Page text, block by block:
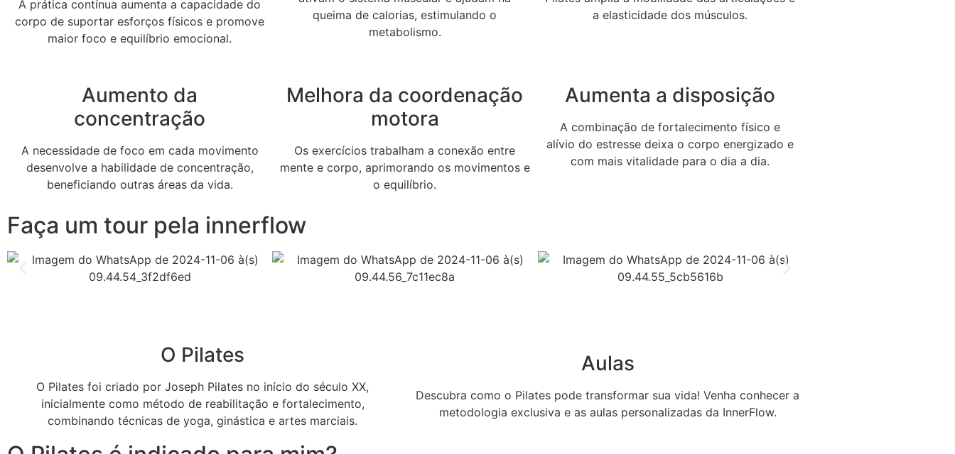
A prática contínua aumenta a capacidade do
corpo de suportar esforços físicos e promove
maior foco e equilíbrio emocional.
queima de calorias, estimulando o
metabolismo.
a elasticidade dos músculos.
Aumento da
concentração
A necessidade de foco em cada movimento
desenvolve a habilidade de concentração,
beneficiando outras áreas da vida.
Melhora da coordenação
motora
Os exercícios trabalham a conexão entre
mente e corpo, aprimorando os movimentos e
o equilíbrio.
Aumenta a disposição
A combinação de fortalecimento físico e
alívio do estresse deixa o corpo energizado e
com mais vitalidade para o dia a dia.
Faça um tour pela innerflow
O Pilates
O Pilates foi criado por Joseph Pilates no início do século XX,
inicialmente como método de reabilitação e fortalecimento,
combinando técnicas de yoga, ginástica e artes marciais.
Aulas
Descubra como o Pilates pode transformar sua vida! Venha conhecer a
metodologia exclusiva e as aulas personalizadas da InnerFlow.